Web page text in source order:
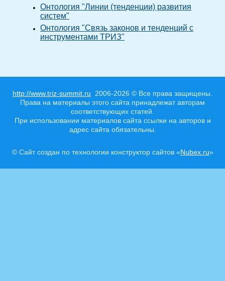
Онтология "Линии (тенденции) развития
систем"
Онтология "Связь законов и тенденций с
инструментами ТРИЗ"
http://www.triz-summit.ru 2006-2026 © Все права защищены.
Права на материалы этого сайта принадлежат авторам
соответствующих статей.
При использовании материалов сайта ссылки на авторов и
адрес сайта обязательны.
© Сайт создан по технологии конструктор сайтов «Nubex.ru»